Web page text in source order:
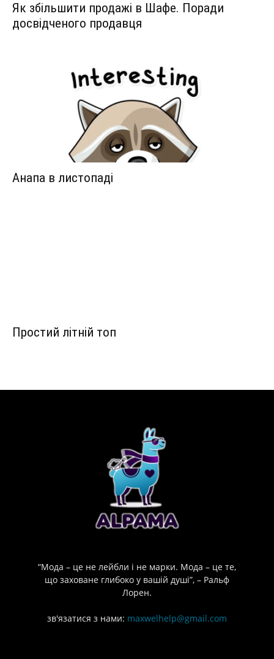
Як збільшити продажі в Шафе. Поради
досвідченого продавця
Анапа в листопаді
Простий літній топ
“Мода – це не лейбли і не марки. Мода – це те,
що заховане глибоко у вашій душі”, – Ральф
Лорен.
зв'язатися з нами: maxwelhelp@gmail.com